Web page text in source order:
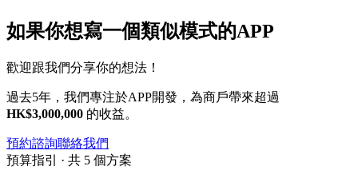
如果你想寫一個類似模式的APP
歡迎跟我們分享你的想法！
過去5年，我們專注於APP開發，為商戶帶來超過
HK$3,000,000 的收益。
預約諮詢聯絡我們
預算指引 · 共 5 個方案